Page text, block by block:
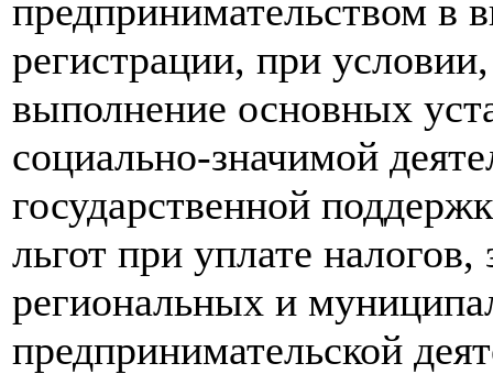
предпринимательством в
регистрации, при
выполнение основных
социально-значимой
государственной
льгот при уплате
региональных и
предпринимательской